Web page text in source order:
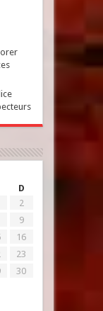
D
2
9
16
23
30